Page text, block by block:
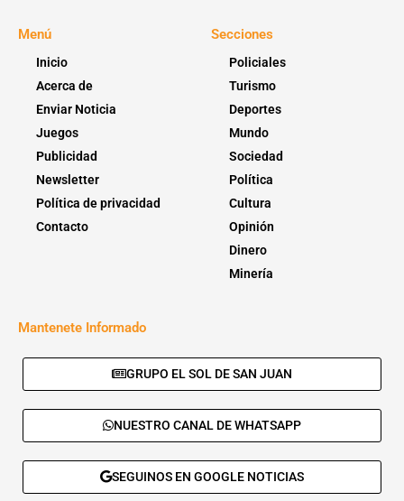
Menú
Inicio
Acerca de
Enviar Noticia
Juegos
Publicidad
Newsletter
Política de privacidad
Contacto
Secciones
Policiales
Turismo
Deportes
Mundo
Sociedad
Política
Cultura
Opinión
Dinero
Minería
Mantenete Informado
GRUPO EL SOL DE SAN JUAN
NUESTRO CANAL DE WHATSAPP
SEGUINOS EN GOOGLE NOTICIAS